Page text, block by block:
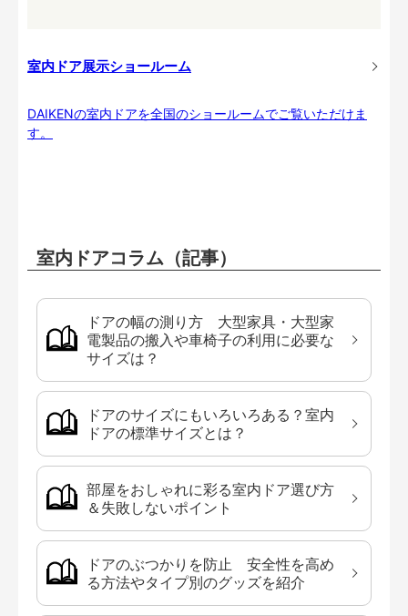
室内ドア展示ショールーム
DAIKENの室内ドアを全国のショールームでご覧いただけま
す。
室内ドアコラム（記事）
ドアの幅の測り方 大型家具・大型家
電製品の搬入や車椅子の利用に必要な
サイズは？
ドアのサイズにもいろいろある？室内
ドアの標準サイズとは？
部屋をおしゃれに彩る室内ドア選び方
＆失敗しないポイント
ドアのぶつかりを防止 安全性を高め
る方法やタイプ別のグッズを紹介